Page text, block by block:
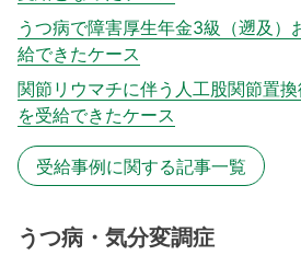
うつ病で障害厚生年金3級（遡及）
給できたケース
関節リウマチに伴う人工股関節置
を受給できたケース
受給事例に関する記事一覧
うつ病・気分変調症